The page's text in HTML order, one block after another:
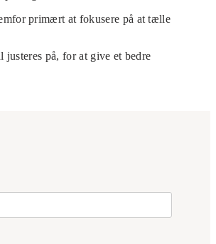
primært at fokusere på at tælle
på, for at give et bedre